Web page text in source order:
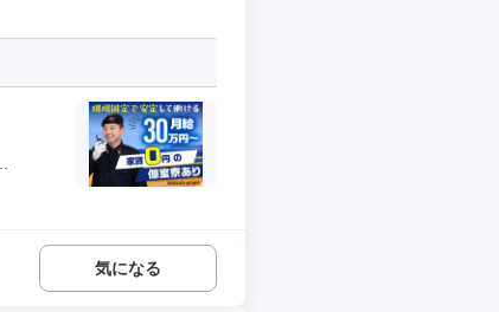
気になる